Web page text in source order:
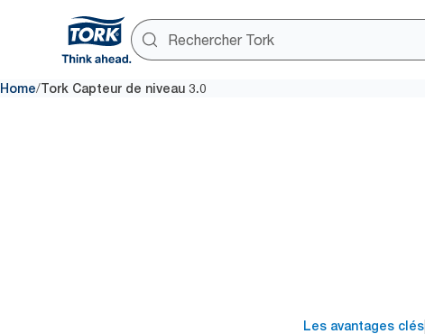
Home/Tork Capteur de niveau 3.0
Les avantages clés